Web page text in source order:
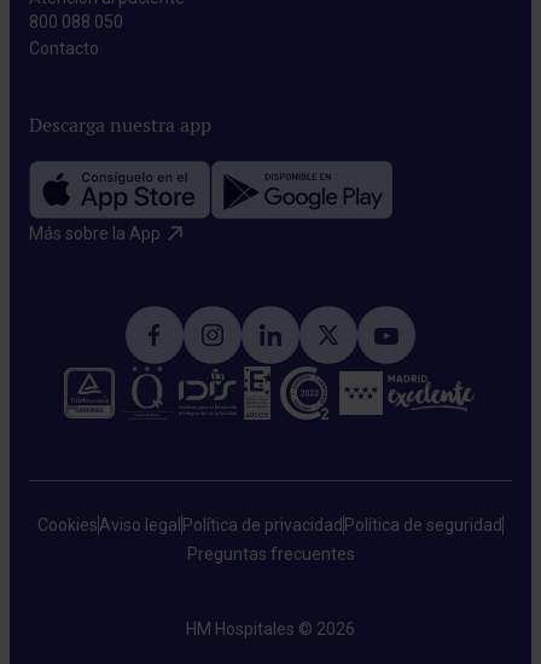
800 088 050
Contacto​
Descarga nuestra app
Más sobre la App​
CookiesAviso legal Política de privacidad Política de seguridad
Preguntas frecuentes
HM Hospitales © 2026